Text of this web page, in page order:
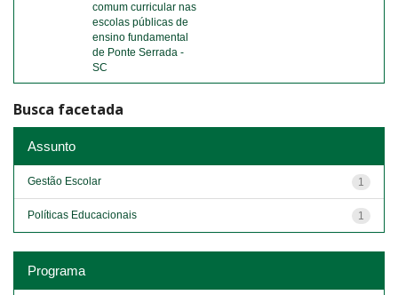
comum curricular nas
escolas públicas de
ensino fundamental
de Ponte Serrada -
SC
Busca facetada
Assunto
1
Gestão Escolar
1
Políticas Educacionais
Programa